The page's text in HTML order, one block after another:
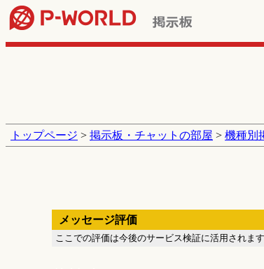
トップページ > 掲示板・チャットの部屋 > 機種別
メッセージ評価
ここでの評価は今後のサービス検証に活用されます